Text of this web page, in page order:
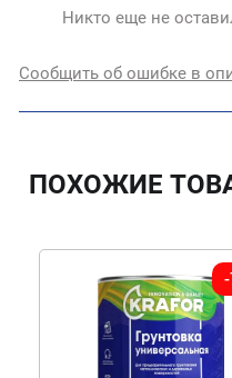
Никто еще не
Сообщить об ошибке в
ПОХОЖИЕ